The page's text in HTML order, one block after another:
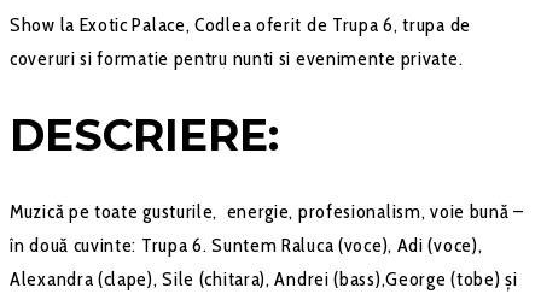
Show la Exotic Palace, Codlea oferit de Trupa 6, trupa de
coveruri si formatie pentru nunti si evenimente private.
DESCRIERE:
Muzică pe toate gusturile, energie, profesionalism, voie bună –
în două cuvinte: Trupa 6. Suntem Raluca (voce), Adi (voce),
Alexandra (clape), Sile (chitara), Andrei (bass),George (tobe) și